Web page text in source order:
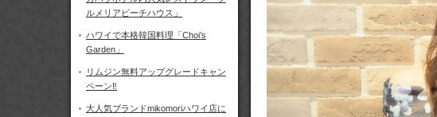
ルメリアビーチハウス」
ハワイで本格韓国料理「Choi’s
Garden」
リムジン無料アップグレードキャン
ペーン‼
大人気ブランドmikomoriハワイ店に